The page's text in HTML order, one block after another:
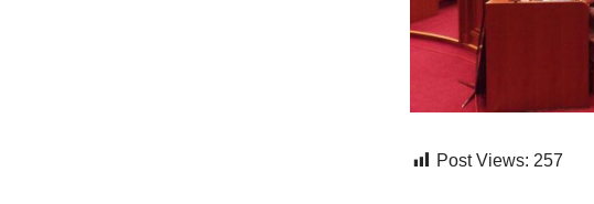
Post Views: 257